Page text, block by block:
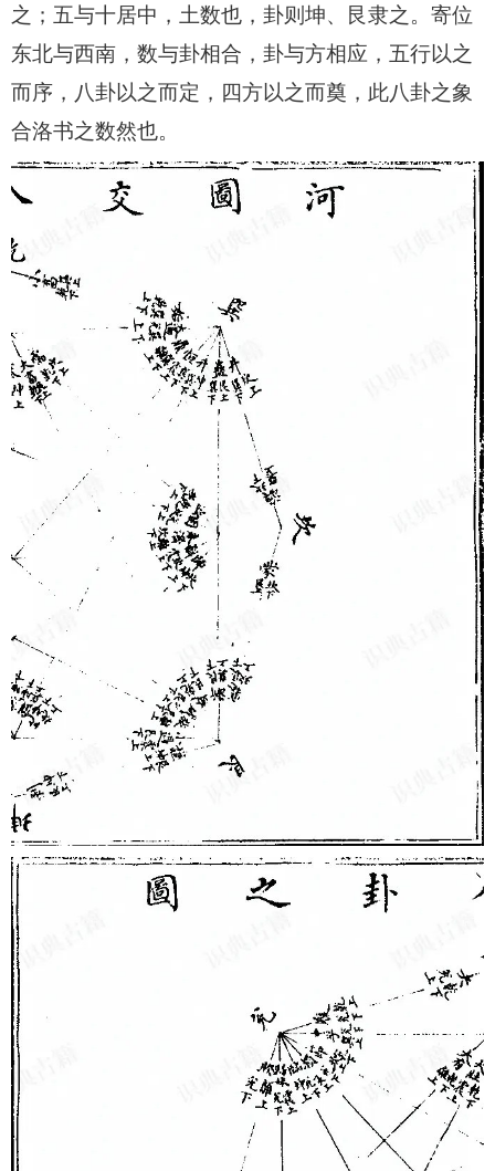
之；五与十居中，土数也，卦则坤、艮隶之。寄位
东北与西南，数与卦相合，卦与方相应，五行以之
而序，八卦以之而定，四方以之而奠，此八卦之象
合洛书之数然也。